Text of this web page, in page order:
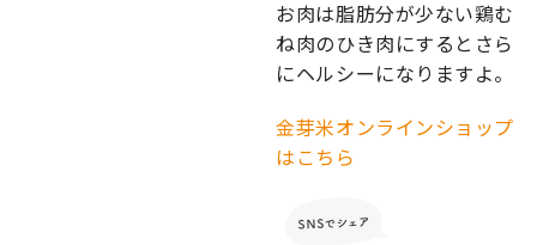
お肉は脂肪分が少ない鶏む
ね肉のひき肉にするとさら
にヘルシーになりますよ。
金芽米オンラインショップ
はこちら